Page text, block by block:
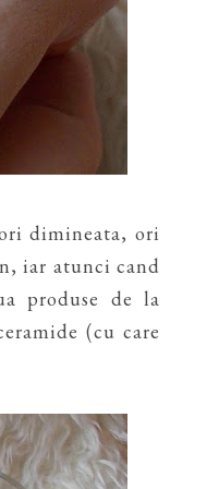
dimineata, ori
iar atunci cand
produse de la
(cu care